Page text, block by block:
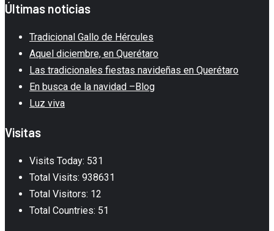
Últimas noticias
Tradicional Gallo de Hércules
Aquel diciembre, en Querétaro
Las tradicionales fiestas navideñas en Querétaro
En busca de la navidad –Blog
Luz viva
Visitas
Visits Today: 531
Total Visits: 938631
Total Visitors: 12
Total Countries: 51